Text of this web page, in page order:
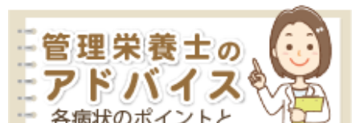
胆石症になりやすい人の７つの習慣・特徴